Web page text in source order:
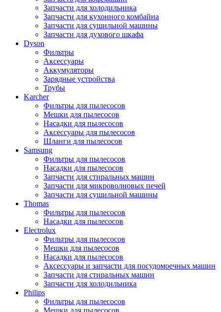
Запчасти для холодильника
Запчасти для кухонного комбайна
Запчасти для сушильной машины
Запчасти для духового шкафа
Dyson
Фильтры
Аксессуары
Аккумуляторы
Зарядные устройства
Трубы
Karcher
Фильтры для пылесосов
Мешки для пылесосов
Насадки для пылесосов
Аксессуары для пылесосов
Шланги для пылесосов
Samsung
Фильтры для пылесосов
Насадки для пылесосов
Запчасти для стиральных машин
Запчасти для микроволновых печей
Запчасти для сушильной машины
Thomas
Фильтры для пылесосов
Насадки для пылесосов
Electrolux
Фильтры для пылесосов
Мешки для пылесосов
Насадки для пылесосов
Аксессуары и запчасти для посудомоечных машин
Запчасти для стиральных машин
Запчасти для холодильника
Philips
Фильтры для пылесосов
Мешки для пылесосов